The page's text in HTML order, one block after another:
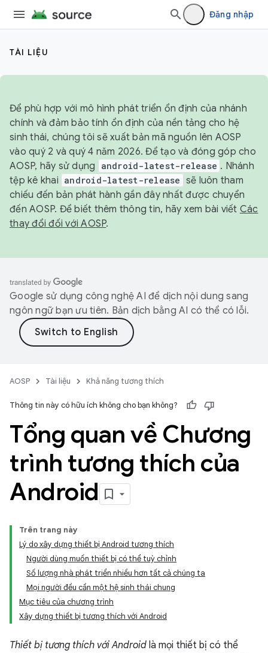
Đăng nhập
TÀI LIỆU
Để phù hợp với mô hình phát triển ổn định của nhánh
chính và đảm bảo tính ổn định của nền tảng cho hệ
sinh thái, chúng tôi sẽ xuất bản mã nguồn lên AOSP
vào quý 2 và quý 4 năm 2026. Để tạo và đóng góp cho
AOSP, hãy sử dụng
android-latest-release . Nhánh
tệp kê khai android-latest-release sẽ luôn tham
chiếu đến bản phát hành gần đây nhất được chuyển
đến AOSP. Để biết thêm thông tin, hãy xem bài viết Các
thay đổi đối với AOSP.
Google sử dụng công nghệ AI để dịch nội dung sang
ngôn ngữ bạn ưu tiên. Bản dịch bằng AI có thể có lỗi.
AOSP Tài liệu Khả năng tương thích
Thông tin này có hữu ích không cho bạn không?
Tổng quan về Chương
trình tương thích của
Android
Trên trang này
Lý do xây dựng thiết bị Android tương thích
Người dùng muốn thiết bị có thể tuỳ chỉnh
Số lượng nhà phát triển nhiều hơn tất cả chúng ta
Mọi người đều cần một hệ sinh thái chung
Mục tiêu của chương trình
Xây dựng thiết bị tương thích với Android
Thiết bị tương thích với Android là mọi thiết bị có thể